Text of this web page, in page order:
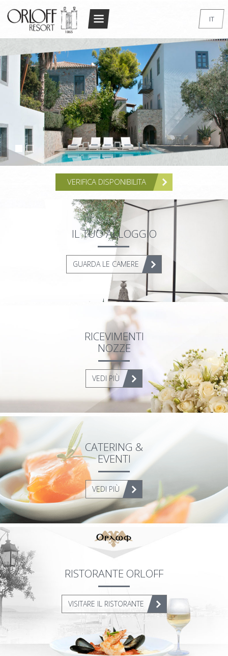
HOME
IL RESORT
L’ARCHITETTURA
CAMERE
STANDARD DOUBLE/TWIN
SUPERIOR DOUBLE/TWIN
MONOLOCALE
MONOLOCALE DELUXE
MINI APPARTAMENTO
SUPERIOR MAISONETTE – 2 BEDROOM
SUPERIOR MAISONETTE – 3 BEDROOM
ATTIVITÀ
COME RAGGIUNGERCI
ΙNFORMAZIONI
CONTATTACI
Return to
EN
GR
FR
DE
IT
RU
VERIFICA DISPONIBILITA
IL TUO ALLOGGIO
GUARDA LE CAMERE
RICEVIMENTI
NOZZE
VEDI PIÙ
CATERING &
EVENTΙ
VEDI PIÙ
RISTORANTE ORLOFF
VISITARE IL RISTORANTE